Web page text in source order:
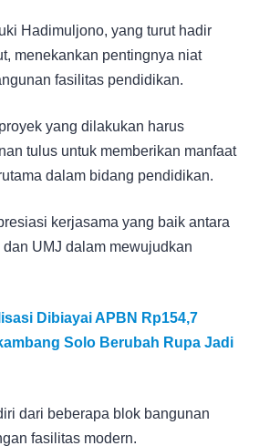
Hadimuljono, yang turut hadir
menekankan pentingnya niat
fasilitas pendidikan.
yang dilakukan harus
tulus untuk memberikan manfaat
dalam bidang pendidikan.
kerjasama yang baik antara
UMJ dalam mewujudkan
Dibiayai APBN Rp154,7
Solo Berubah Rupa Jadi
dari beberapa blok bangunan
fasilitas modern.